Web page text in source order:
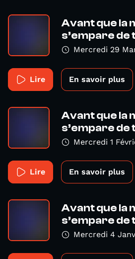
Avant que la
s’empare de
Mercredi 29
Lire En savoir plus
Avant que la
s’empare de
Mercredi 1
Lire En savoir plus
Avant que la
s’empare de
Mercredi 4